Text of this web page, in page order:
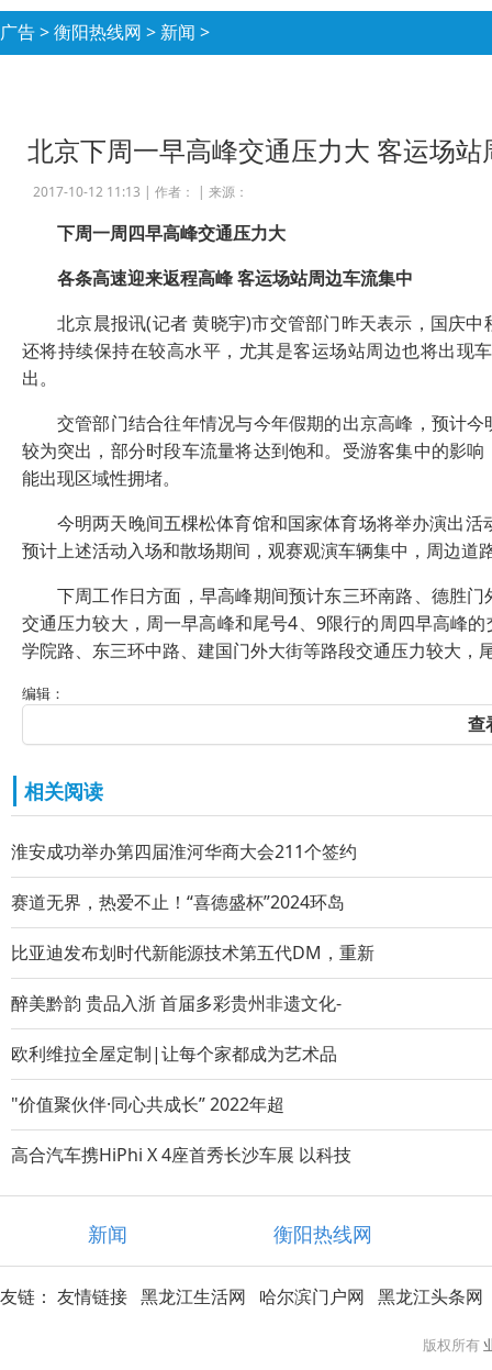
广告>衡阳热线网 > 新闻 >
北京下周一早高峰交通压力大 客运场
2017-10-12 11:13 | 作者： | 来源：
下周一周四早高峰交通压力大
各条高速迎来返程高峰 客运场站周边车流集中
北京晨报讯(记者 黄晓宇)市交管部门昨天表示，国庆中
还将持续保持在较高水平，尤其是客运场站周边也将出现
出。
交管部门结合往年情况与今年假期的出京高峰，预计今
较为突出，部分时段车流量将达到饱和。受游客集中的影
能出现区域性拥堵。
今明两天晚间五棵松体育馆和国家体育场将举办演出活
预计上述活动入场和散场期间，观赛观演车辆集中，周边道
下周工作日方面，早高峰期间预计东三环南路、德胜门
交通压力较大，周一早高峰和尾号4、9限行的周四早高峰
学院路、东三环中路、建国门外大街等路段交通压力较大
编辑：
查
相关阅读
淮安成功举办第四届淮河华商大会211个签约
赛道无界，热爱不止！“喜德盛杯”2024环岛
比亚迪发布划时代新能源技术第五代DM，重新
醉美黔韵 贵品入浙 首届多彩贵州非遗文化-
欧利维拉全屋定制|让每个家都成为艺术品
"价值聚伙伴·同心共成长” 2022年超
高合汽车携HiPhi X 4座首秀长沙车展 以科技
新闻 衡阳热线网
友链： 友情链接 黑龙江生活网 哈尔滨门户网 黑龙江头条网
版权所有